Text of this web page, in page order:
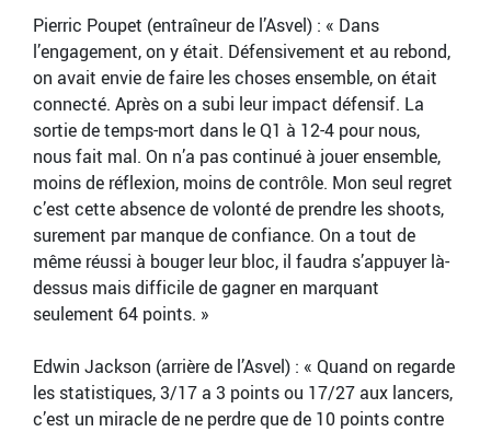
Pierric Poupet (entraîneur de l’Asvel) : « Dans
l’engagement, on y était. Défensivement et au rebond,
on avait envie de faire les choses ensemble, on était
connecté. Après on a subi leur impact défensif. La
sortie de temps-mort dans le Q1 à 12-4 pour nous,
nous fait mal. On n’a pas continué à jouer ensemble,
moins de réflexion, moins de contrôle. Mon seul regret
c’est cette absence de volonté de prendre les shoots,
surement par manque de confiance. On a tout de
même réussi à bouger leur bloc, il faudra s’appuyer là-
dessus mais difficile de gagner en marquant
seulement 64 points. »
Edwin Jackson (arrière de l’Asvel) : « Quand on regarde
les statistiques, 3/17 a 3 points ou 17/27 aux lancers,
c’est un miracle de ne perdre que de 10 points contre